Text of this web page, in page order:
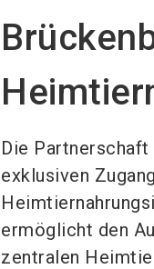
Die
exklusiven
ermöglicht den
zentralen